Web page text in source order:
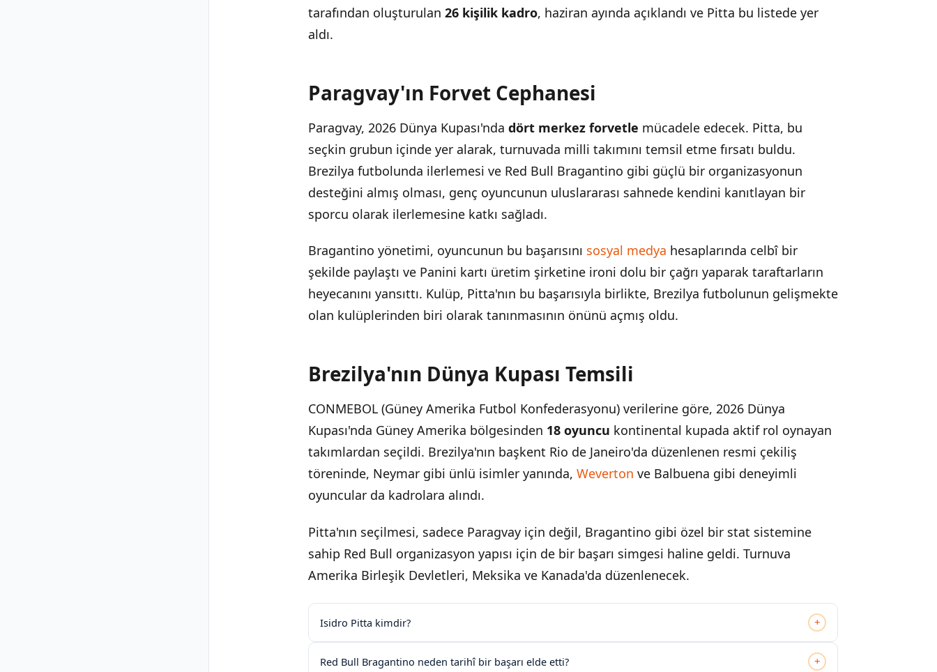
tarafından oluşturulan 26 kişilik kadro, haziran ayında açıklandı ve Pitta bu listede yer
aldı.
Paragvay'ın Forvet Cephanesi
Paragvay, 2026 Dünya Kupası'nda dört merkez forvetle mücadele edecek. Pitta, bu
seçkin grubun içinde yer alarak, turnuvada milli takımını temsil etme fırsatı buldu.
Brezilya futbolunda ilerlemesi ve Red Bull Bragantino gibi güçlü bir organizasyonun
desteğini almış olması, genç oyuncunun uluslararası sahnede kendini kanıtlayan bir
sporcu olarak ilerlemesine katkı sağladı.
Bragantino yönetimi, oyuncunun bu başarısını sosyal medya hesaplarında celbî bir
şekilde paylaştı ve Panini kartı üretim şirketine ironi dolu bir çağrı yaparak taraftarların
heyecanını yansıttı. Kulüp, Pitta'nın bu başarısıyla birlikte, Brezilya futbolunun gelişmekte
olan kulüplerinden biri olarak tanınmasının önünü açmış oldu.
Brezilya'nın Dünya Kupası Temsili
CONMEBOL (Güney Amerika Futbol Konfederasyonu) verilerine göre, 2026 Dünya
Kupası'nda Güney Amerika bölgesinden 18 oyuncu kontinental kupada aktif rol oynayan
takımlardan seçildi. Brezilya'nın başkent Rio de Janeiro'da düzenlenen resmi çekiliş
töreninde, Neymar gibi ünlü isimler yanında, Weverton ve Balbuena gibi deneyimli
oyuncular da kadrolara alındı.
Pitta'nın seçilmesi, sadece Paragvay için değil, Bragantino gibi özel bir stat sistemine
sahip Red Bull organizasyon yapısı için de bir başarı simgesi haline geldi. Turnuva
Amerika Birleşik Devletleri, Meksika ve Kanada'da düzenlenecek.
Isidro Pitta kimdir? +
Red Bull Bragantino neden tarihî bir başarı elde etti? +